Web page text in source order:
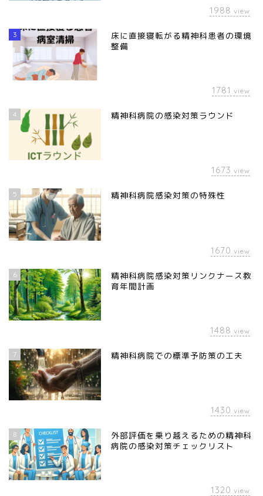
1988 view
3
床に直接寝転がる精神科患者の環境
整備
1781 view
4 精神科病院の感染対策ラウンド
1673 view
5 精神科病院感染対策の特殊性
1670 view
6
精神科病院感染対策リンクナース教
育年間計画
1488 view
7 精神科病院での標準予防策の工夫
1430 view
8
外部評価を乗り越えるための精神科
病院の感染対策チェックリスト
1320 view